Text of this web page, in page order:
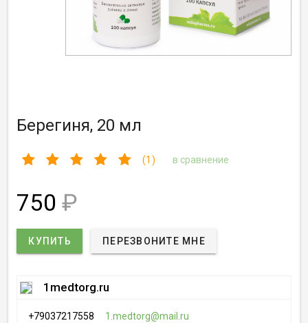
Берегиня, 20 мл
(1) в сравнение
750 ₽
КУПИТЬ ПЕРЕЗВОНИТЕ МНЕ
1medtorg.ru
+79037217558 1.medtorg@mail.ru